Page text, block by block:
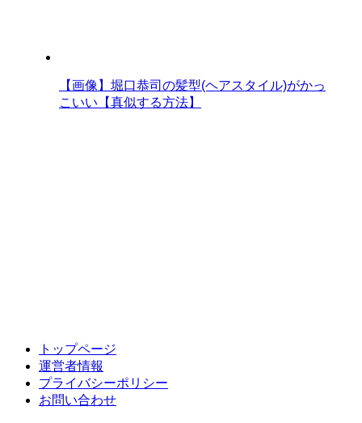
【画像】堀口恭司の髪型(ヘアスタイル)がかっ
こいい【真似する方法】
トップページ
運営者情報
プライバシーポリシー
お問い合わせ